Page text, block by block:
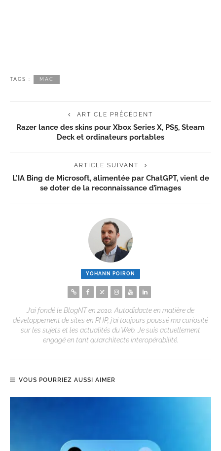
TAGS : MAC
ARTICLE PRÉCÉDENT
Razer lance des skins pour Xbox Series X, PS5, Steam
Deck et ordinateurs portables
ARTICLE SUIVANT
L’IA Bing de Microsoft, alimentée par ChatGPT, vient de
se doter de la reconnaissance d’images
YOHANN POIRON
J’ai fondé le BlogNT en 2010. Autodidacte en matière de
développement de sites en PHP, j’ai toujours poussé ma curiosité
sur les sujets et les actualités du Web. Je suis actuellement
engagé en tant qu’architecte interopérabilité.
VOUS POURRIEZ AUSSI AIMER